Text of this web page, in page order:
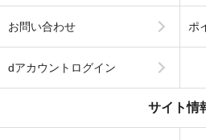
お問い合わせ ポ
dアカウントログイン
サイト情